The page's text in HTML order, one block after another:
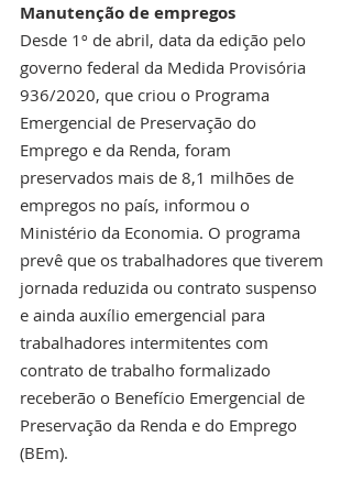
Manutenção de empregos
Desde 1º de abril, data da edição pelo
governo federal da Medida Provisória
936/2020, que criou o Programa
Emergencial de Preservação do
Emprego e da Renda, foram
preservados mais de 8,1 milhões de
empregos no país, informou o
Ministério da Economia. O programa
prevê que os trabalhadores que tiverem
jornada reduzida ou contrato suspenso
e ainda auxílio emergencial para
trabalhadores intermitentes com
contrato de trabalho formalizado
receberão o Benefício Emergencial de
Preservação da Renda e do Emprego
(BEm).